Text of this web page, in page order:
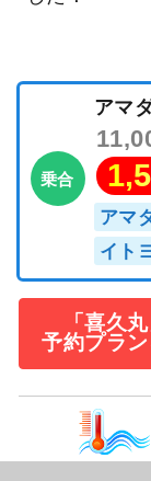
乗合
アマ
アマ
イト
「喜久
予約プラ